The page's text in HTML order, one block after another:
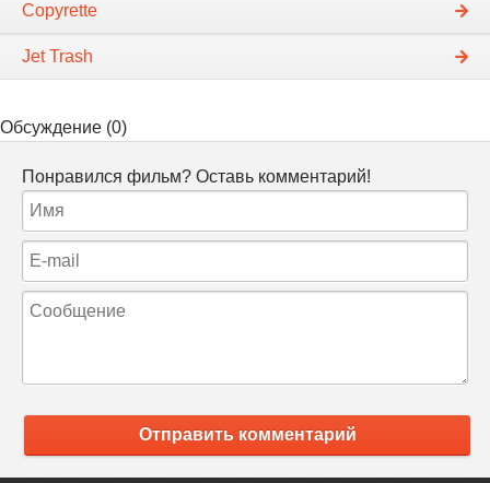
Copyrette
Jet Trash
Обсуждение (0)
Понравился фильм? Оставь комментарий!
Отправить комментарий